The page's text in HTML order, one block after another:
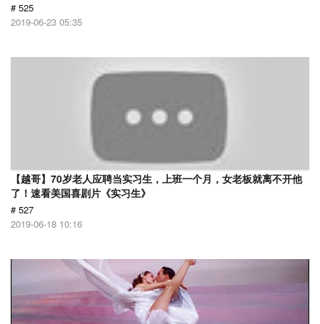
# 525
2019-06-23 05:35
【越哥】70岁老人应聘当实习生，上班一个月，女老板就离不开他
了！速看美国喜剧片《实习生》
# 527
2019-06-18 10:16